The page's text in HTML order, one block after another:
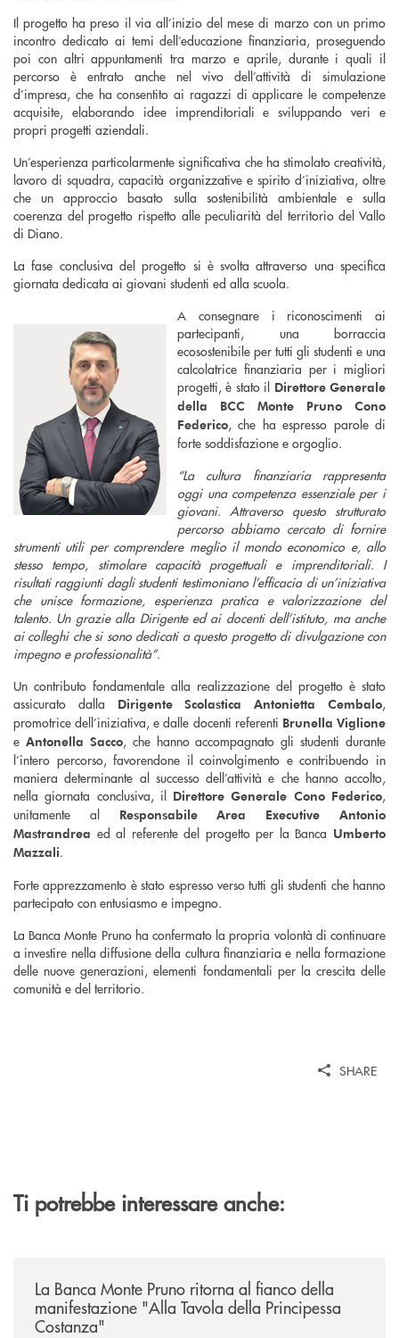
Il progetto ha preso il via all’inizio del mese di marzo con un primo
incontro dedicato ai temi dell’educazione finanziaria, proseguendo
poi con altri appuntamenti tra marzo e aprile, durante i quali il
percorso è entrato anche nel vivo dell’attività di simulazione
d’impresa, che ha consentito ai ragazzi di applicare le competenze
acquisite, elaborando idee imprenditoriali e sviluppando veri e
propri progetti aziendali.
Un’esperienza particolarmente significativa che ha stimolato creatività,
lavoro di squadra, capacità organizzative e spirito d’iniziativa, oltre
che un approccio basato sulla sostenibilità ambientale e sulla
coerenza del progetto rispetto alle peculiarità del territorio del Vallo
di Diano.
La fase conclusiva del progetto si è svolta attraverso una specifica
giornata dedicata ai giovani studenti ed alla scuola.
A consegnare i riconoscimenti ai
partecipanti, una borraccia
ecosostenibile per tutti gli studenti e una
calcolatrice finanziaria per i migliori
progetti, è stato il Direttore Generale
della BCC Monte Pruno Cono
Federico, che ha espresso parole di
forte soddisfazione e orgoglio.
“La cultura finanziaria rappresenta
oggi una competenza essenziale per i
giovani. Attraverso questo strutturato
percorso abbiamo cercato di fornire
strumenti utili per comprendere meglio il mondo economico e, allo
stesso tempo, stimolare capacità progettuali e imprenditoriali. I
risultati raggiunti dagli studenti testimoniano l’efficacia di un’iniziativa
che unisce formazione, esperienza pratica e valorizzazione del
talento. Un grazie alla Dirigente ed ai docenti dell’istituto, ma anche
ai colleghi che si sono dedicati a questo progetto di divulgazione con
impegno e professionalità”.
Un contributo fondamentale alla realizzazione del progetto è stato
assicurato dalla Dirigente Scolastica Antonietta Cembalo,
promotrice dell’iniziativa, e dalle docenti referenti Brunella Viglione
e Antonella Sacco, che hanno accompagnato gli studenti durante
l’intero percorso, favorendone il coinvolgimento e contribuendo in
maniera determinante al successo dell’attività e che hanno accolto,
nella giornata conclusiva, il Direttore Generale Cono Federico,
unitamente al Responsabile Area Executive Antonio
Mastrandrea ed al referente del progetto per la Banca Umberto
Mazzali.
Forte apprezzamento è stato espresso verso tutti gli studenti che hanno
partecipato con entusiasmo e impegno.
La Banca Monte Pruno ha confermato la propria volontà di continuare
a investire nella diffusione della cultura finanziaria e nella formazione
delle nuove generazioni, elementi fondamentali per la crescita delle
comunità e del territorio.
SHARE
Ti potrebbe interessare anche:
La Banca Monte Pruno ritorna al fianco della
manifestazione "Alla Tavola della Principessa
Costanza"